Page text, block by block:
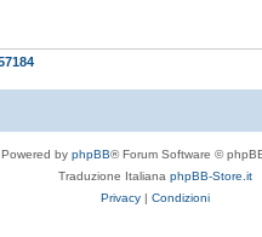
Powered by phpBB® Forum Software ©
Traduzione Italiana phpBB-Store.it
Privacy
Condizioni